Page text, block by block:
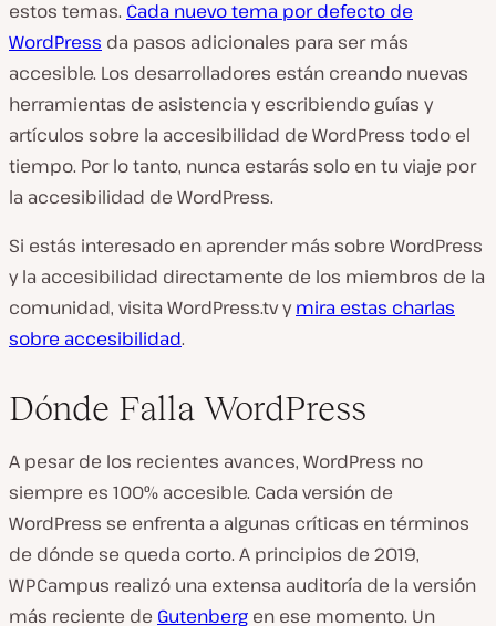
estos temas. Cada nuevo tema por defecto de
WordPress da pasos adicionales para ser más
accesible. Los desarrolladores están creando nuevas
herramientas de asistencia y escribiendo guías y
artículos sobre la accesibilidad de WordPress todo el
tiempo. Por lo tanto, nunca estarás solo en tu viaje por
la accesibilidad de WordPress.
Si estás interesado en aprender más sobre WordPress
y la accesibilidad directamente de los miembros de la
comunidad, visita WordPress.tv ymira estas charlas
sobre accesibilidad.
Dónde Falla WordPress
A pesar de los recientes avances, WordPress no
siempre es 100% accesible. Cada versión de
WordPress se enfrenta a algunas críticas en términos
de dónde se queda corto. A principios de 2019,
WPCampus realizó una extensa auditoría de la versión
más reciente de Gutenberg en ese momento. Un